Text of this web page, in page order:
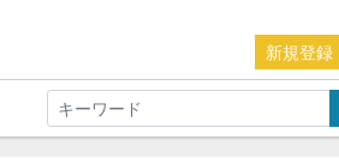
新規登録